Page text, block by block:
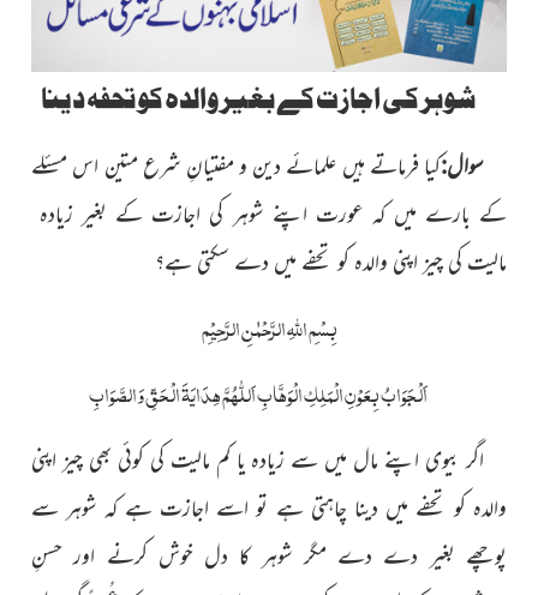
شوہر کی اجازت کے بغیر والدہ کو تحفہ دینا
سوال:کىا فرماتے ہىں علمائے دىن و مفتىانِ شرع متىن اس مسئلے
کے بارے مىں کہ عورت اپنے شوہر کى اجازت کے بغىر زىادہ
مالىت کى چىز اپنى والدہ کو تحفے مىں دے سکتى ہے؟
بِسْمِ اللّٰہِ الرَّحْمٰنِ الرَّحِیْمِ
اَلْجَوَابُ بِعَوْنِ الْمَلِکِ الْوَھَّابِ اَللّٰھُمَّ ھِدَایَۃَ الْحَقِّ وَالصَّوَابِ
اگر بىوى اپنے مال مىں سے زىادہ ىا کم مالىت کى کوئى بھى چىز اپنى
والدہ کو تحفے مىں دىنا چاہتى ہے تو اسے اجازت ہے کہ شوہر سے
پوچھے بغىر دے دے مگر شوہر کا دل خوش کرنے اور حسنِ